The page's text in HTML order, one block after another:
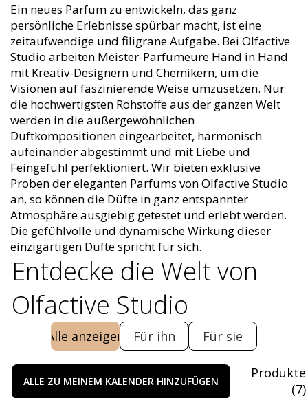
Ein neues Parfum zu entwickeln, das ganz
persönliche Erlebnisse spürbar macht, ist eine
zeitaufwendige und filigrane Aufgabe. Bei Olfactive
Studio arbeiten Meister-Parfumeure Hand in Hand
mit Kreativ-Designern und Chemikern, um die
Visionen auf faszinierende Weise umzusetzen. Nur
die hochwertigsten Rohstoffe aus der ganzen Welt
werden in die außergewöhnlichen
Duftkompositionen eingearbeitet, harmonisch
aufeinander abgestimmt und mit Liebe und
Feingefühl perfektioniert. Wir bieten exklusive
Proben der eleganten Parfums von Olfactive Studio
an, so können die Düfte in ganz entspannter
Atmosphäre ausgiebig getestet und erlebt werden.
Die gefühlvolle und dynamische Wirkung dieser
einzigartigen Düfte spricht für sich.
Entdecke die Welt von
Olfactive Studio
Alle anzeigen Für ihn Für sie
ALLE ZU MEINEM KALENDER HINZUFÜGEN
Produkte
(7)